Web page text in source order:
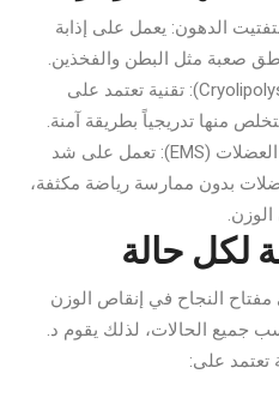
الدهون: يعمل على إذابة
صعبة مثل البطن والفخذين.
التبريد لتقليل الدهون (Cryolipolysis): تقنية تعتمد على
منها تدريجياً بطريقة آمنة.
الأجهزة الكهربائية لتحفيز العضلات (EMS): تعمل على شد
بدون ممارسة رياضة مكثفة،
لكل حالة
النجاح في إنقاص الوزن
جميع الحالات، لذلك يقوم د.
تعتمد على: